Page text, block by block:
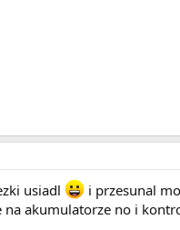
usiadl
i przesunal
akumulatorze no i